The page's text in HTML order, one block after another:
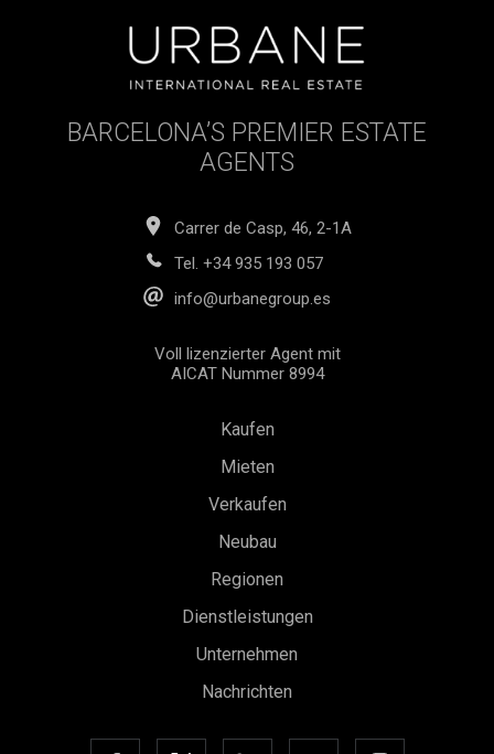
BARCELONA’S PREMIER ESTATE
AGENTS
Carrer de Casp, 46, 2-1A
Tel. +34 935 193 057
info@urbanegroup.es
Voll lizenzierter Agent mit
AICAT Nummer 8994
Kaufen
Mieten
Verkaufen
Neubau
Regionen
Dienstleistungen
Unternehmen
Nachrichten